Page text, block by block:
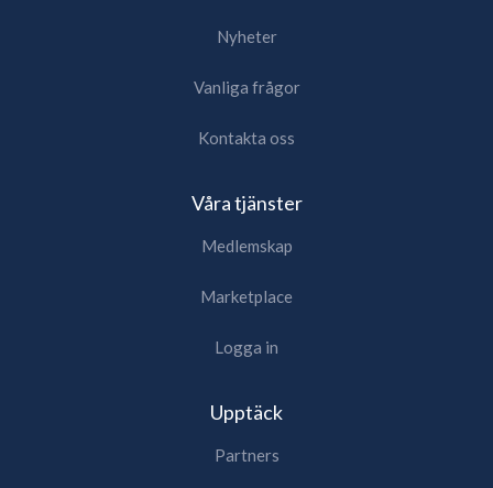
Nyheter
Vanliga frågor
Kontakta oss
Våra tjänster
Medlemskap
Marketplace
Logga in
Upptäck
Partners